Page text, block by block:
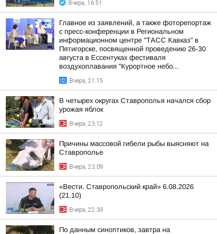
Вчера, 16:51
Главное из заявлений, а также фоторепортаж
с пресс-конференции в Региональном
информационном центре "ТАСС Кавказ" в
Пятигорске, посвященной проведению 26-30
августа в Ессентуках фестиваля
воздухоплавания "Курортное небо...
Вчера, 21:15
В четырех округах Ставрополья начался сбор
урожая яблок
Вчера, 23:12
Причины массовой гибели рыбы выясняют на
Ставрополье
Вчера, 23:09
«Вести. Ставропольский край» 6.08.2026
(21.10)
Вчера, 22:39
По данным синоптиков, завтра на